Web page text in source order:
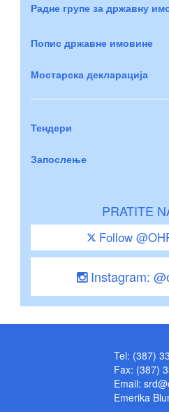
Радне групе за државну
Попис државне имовине
Мостарска декларација
Тендери
Запослење
PRATITE
Follow
Instagram:
Tel: (387)
Fax: (387)
Email:
Emerika